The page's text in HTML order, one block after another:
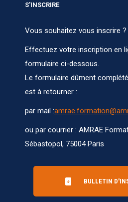
S'INSCRIRE
Vous souhaitez vous inscrire ?
Effectuez votre inscription en
formulaire ci-dessous.
Le formulaire dûment
est à retourner :
par mail :
ou par courrier : AMRAE
Sébastopol, 75004 Paris
BULLETIN